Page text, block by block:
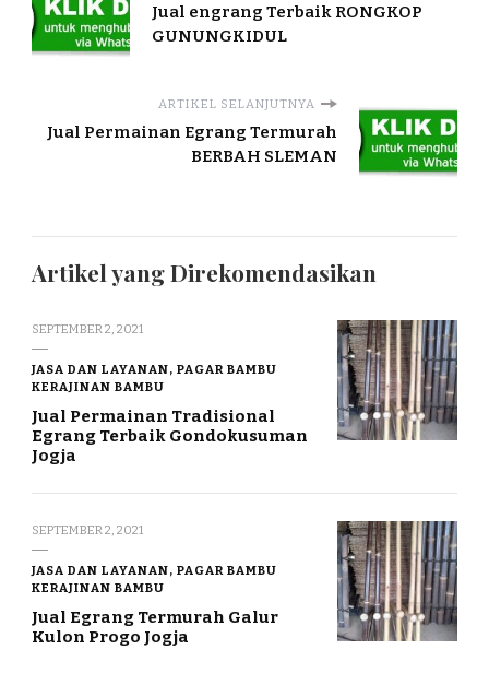
Jual engrang Terbaik RONGKOP
GUNUNGKIDUL
ARTIKEL SELANJUTNYA
Jual Permainan Egrang Termurah
BERBAH SLEMAN
Artikel yang Direkomendasikan
SEPTEMBER 2, 2021
JASA DAN LAYANAN, PAGAR BAMBU
KERAJINAN BAMBU
Jual Permainan Tradisional
Egrang Terbaik Gondokusuman
Jogja
SEPTEMBER 2, 2021
JASA DAN LAYANAN, PAGAR BAMBU
KERAJINAN BAMBU
Jual Egrang Termurah Galur
Kulon Progo Jogja